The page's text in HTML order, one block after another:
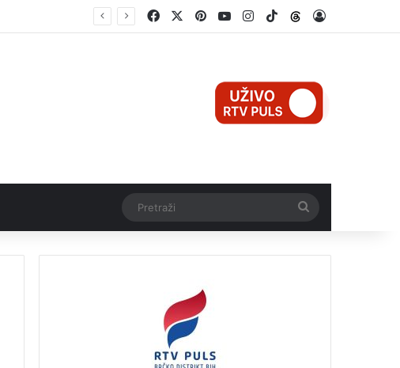
FacebookPinterestYouTubeInstagram
TikTokThreads